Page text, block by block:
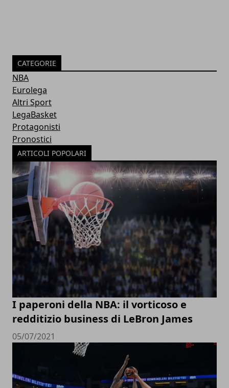
CATEGORIE
NBA
Eurolega
Altri Sport
LegaBasket
Protagonisti
Pronostici
ARTICOLI POPOLARI
I paperoni della NBA: il vorticoso e
redditizio business di LeBron James
05/07/2021